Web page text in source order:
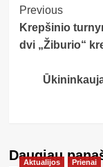
Post
Previous
Krepšinio
dvi „Žiburio“
Daugiau
Aktualijos Prienai